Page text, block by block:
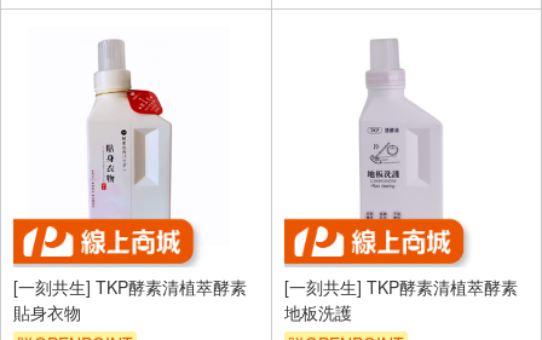
[一刻共生] TKP酵素清植萃酵素
貼身衣物
[一刻共生] TKP酵素清植萃酵素
地板洗護